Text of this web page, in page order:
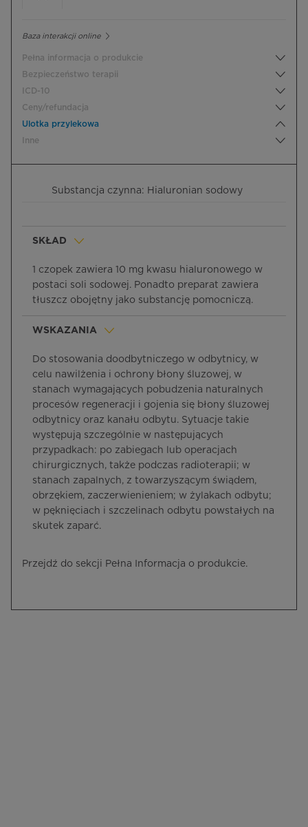
Baza interakcji online
Pełna informacja o produkcie
Bezpieczeństwo terapii
ICD-10
Ceny/refundacja
Ulotka przylekowa
Inne
Substancja czynna: Hialuronian sodowy
SKŁAD
1 czopek zawiera 10 mg kwasu hialuronowego w
postaci soli sodowej. Ponadto preparat zawiera
tłuszcz obojętny jako substancję pomocniczą.
WSKAZANIA
Do stosowania doodbytniczego w odbytnicy, w
celu nawilżenia i ochrony błony śluzowej, w
stanach wymagających pobudzenia naturalnych
procesów regeneracji i gojenia się błony śluzowej
odbytnicy oraz kanału odbytu. Sytuacje takie
występują szczególnie w następujących
przypadkach: po zabiegach lub operacjach
chirurgicznych, także podczas radioterapii; w
stanach zapalnych, z towarzyszącym świądem,
obrzękiem, zaczerwienieniem; w żylakach odbytu;
w pęknięciach i szczelinach odbytu powstałych na
skutek zaparć.
Przejdź do sekcji Pełna Informacja o produkcie.